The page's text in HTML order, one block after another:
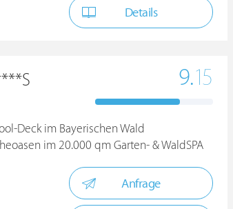
Details
9.15
Deck im Bayerischen Wald
im 20.000 qm Garten- & WaldSPA
Anfrage